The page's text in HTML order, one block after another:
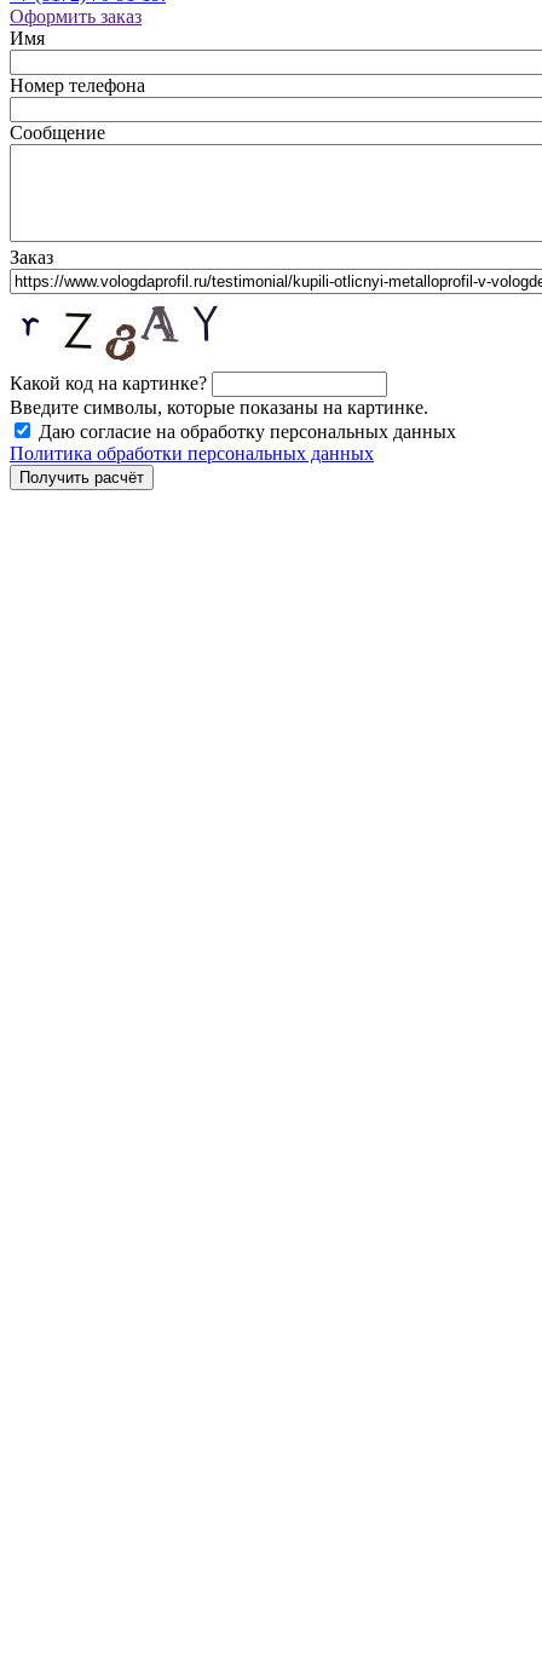
Оформить заказ
Имя
Номер телефона
Сообщение
Заказ
Какой код на картинке?
Введите символы, которые показаны на картинке.
Даю согласие на обработку персональных данных
Политика обработки персональных данных